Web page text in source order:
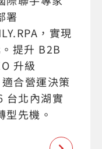
署
，實現
提升 B2B
升級
合營運決策
台北內湖實
先機。